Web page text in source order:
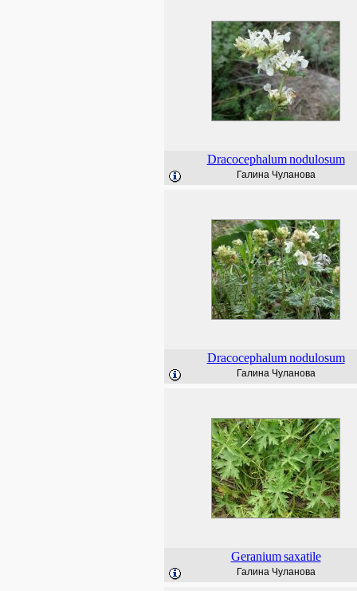
Dracocephalum nodulosum
Галина Чуланова
Dracocephalum nodulosum
Галина Чуланова
Geranium saxatile
Галина Чуланова